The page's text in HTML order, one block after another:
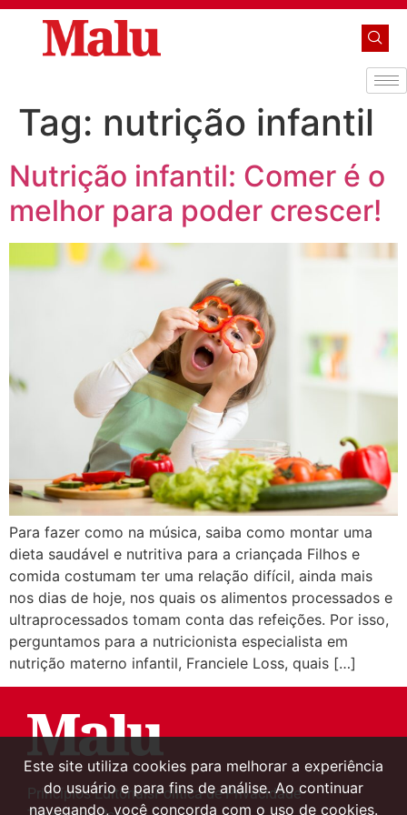
Tag: nutrição infantil
Nutrição infantil: Comer é o
melhor para poder crescer!
Para fazer como na música, saiba como montar uma
dieta saudável e nutritiva para a criançada Filhos e
comida costumam ter uma relação difícil, ainda mais
nos dias de hoje, nos quais os alimentos processados e
ultraprocessados tomam conta das refeições. Por isso,
perguntamos para a nutricionista especialista em
nutrição materno infantil, Franciele Loss, quais […]
Princípios EditoriaisPolítica de Privacidade
Este site utiliza cookies para melhorar a experiência
do usuário e para fins de análise. Ao continuar
navegando, você concorda com o uso de cookies.